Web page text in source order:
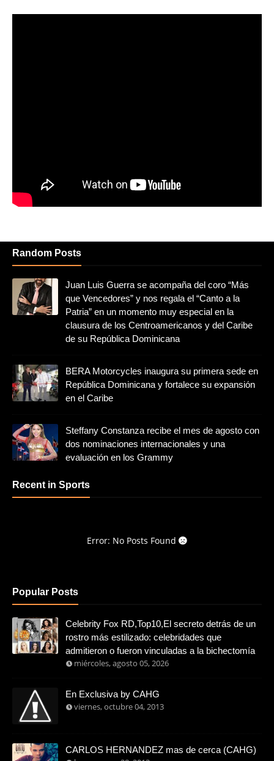
Random Posts
Juan Luis Guerra se acompaña del coro “Más
que Vencedores” y nos regala el “Canto a la
Patria” en un momento muy especial en la
clausura de los Centroamericanos y del Caribe
de su República Dominicana
BERA Motorcycles inaugura su primera sede en
República Dominicana y fortalece su expansión
en el Caribe
Steffany Constanza recibe el mes de agosto con
dos nominaciones internacionales y una
evaluación en los Grammy
Recent in Sports
Error: No Posts Found
Popular Posts
Celebrity Fox RD,Top10,El secreto detrás de un
rostro más estilizado: celebridades que
admitieron o fueron vinculadas a la bichectomía
miércoles, agosto 05, 2026
En Exclusiva by CAHG
viernes, octubre 04, 2013
CARLOS HERNANDEZ mas de cerca (CAHG)